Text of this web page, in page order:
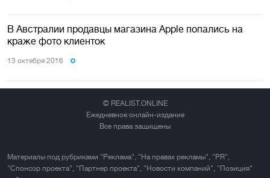
В Австралии продавцы магазина Apple попались на
краже фото клиенток
13 октября 2016
© REALIST.ONLINE
Ежедневное онлайн-издание
Все права защищены
Материалы под рубриками "Реклама", "На правах рекламы", "PR",
"Спонсор проекта", "Партнер проекта", "Новости компаний", "Позиция"